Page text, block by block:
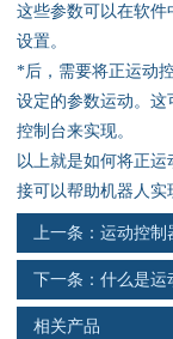
这些参数可以在软
设置。
*后，需要将正运动
设定的参数运动。这
控制台来实现。
以上就是如何将正
接可以帮助机器人实
上一条： 运动控制
下一条： 什么是运
相关产品